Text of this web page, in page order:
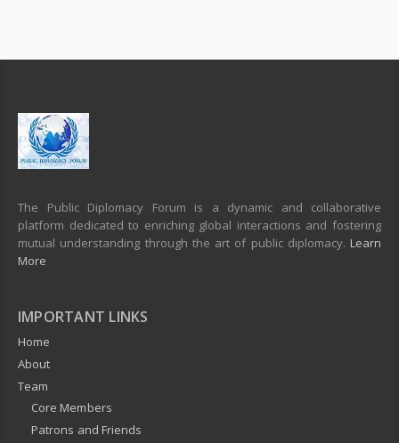
The Public Diplomacy Forum is a dynamic and collaborative
platform dedicated to enriching global interactions and fostering
mutual understanding through the art of public diplomacy. Learn
More
IMPORTANT LINKS
Home
About
Team
Core Members
Patrons and Friends